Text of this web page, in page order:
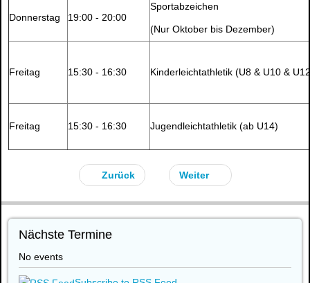
Donnerstag 19:00 - 20:00
Sportabzeichen
(Nur Oktober bis Dezember)
Freitag 15:30 - 16:30 Kinderleichtathletik (U8 & U10 &
Freitag 15:30 - 16:30 Jugendleichtathletik (ab U14)
Zurück Weiter
Nächste Termine
No events